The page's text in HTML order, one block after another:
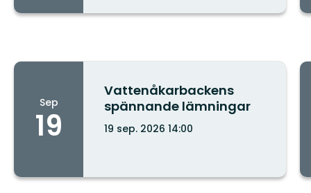
Sep
19
Vattenåkarbackens
spännande lämningar
19 sep. 2026 14:00